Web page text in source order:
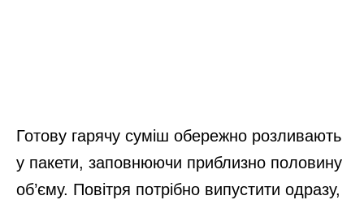
Готову гарячу суміш обережно розливають
у пакети, заповнюючи приблизно половину
об’єму. Повітря потрібно випустити одразу,